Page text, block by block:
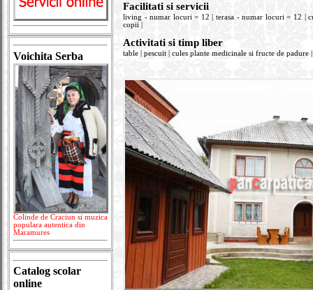
Voichita Serba
Colinde de Craciun si muzica
populara autentica din
Maramures
Catalog scolar
online
Facilitati si servicii
living - numar locuri = 12 | terasa - numar locuri = 12 |
copii |
Activitati si timp liber
table | pescuit | cules plante medicinale si fructe de padure